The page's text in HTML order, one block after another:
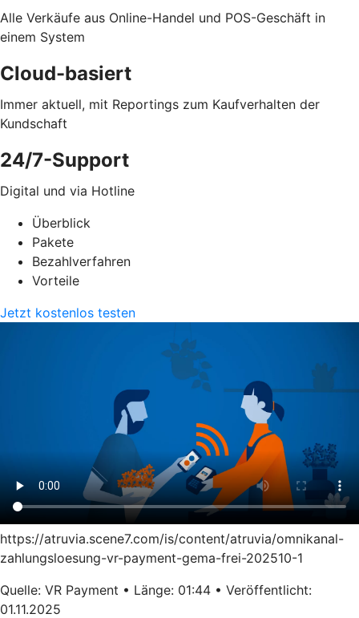
Alle Verkäufe aus Online-Handel und POS-Geschäft in
einem System
Cloud-basiert
Immer aktuell, mit Reportings zum Kaufverhalten der
Kundschaft
24/7-Support
Digital und via Hotline
Überblick
Pakete
Bezahlverfahren
Vorteile
Jetzt kostenlos testen
https://atruvia.scene7.com/is/content/atruvia/omnikanal-
zahlungsloesung-vr-payment-gema-frei-202510-1
Quelle: VR Payment • Länge: 01:44 • Veröffentlicht:
01.11.2025